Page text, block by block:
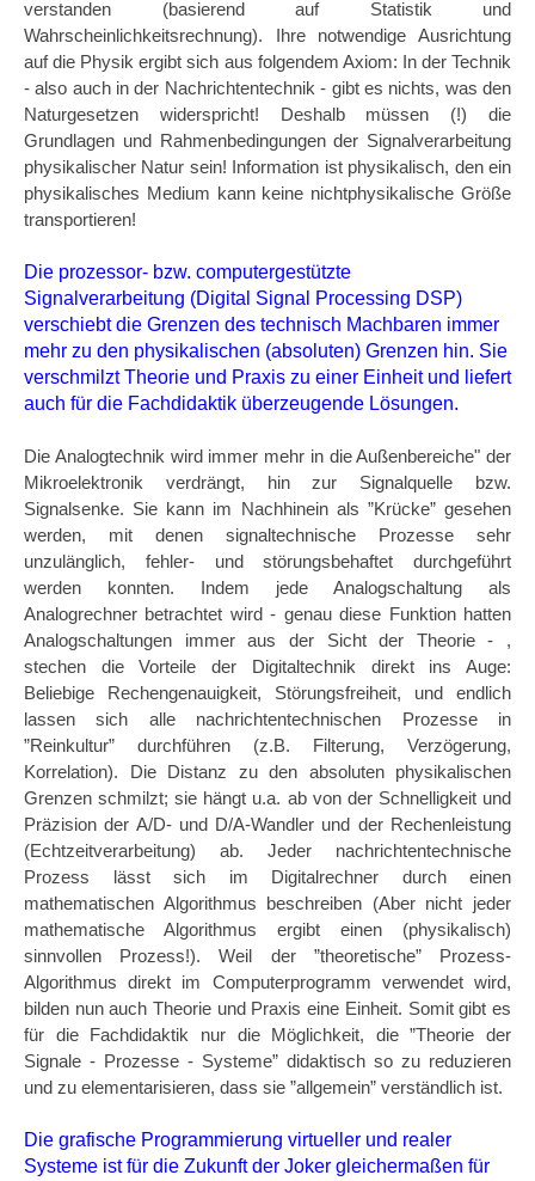
verstanden (basierend auf Statistik und
Wahrscheinlichkeitsrechnung). Ihre notwendige Ausrichtung
auf die Physik ergibt sich aus folgendem Axiom: In der Technik
- also auch in der Nachrichtentechnik - gibt es nichts, was den
Naturgesetzen widerspricht! Deshalb müssen (!) die
Grundlagen und Rahmenbedingungen der Signalverarbeitung
physikalischer Natur sein! Information ist physikalisch, den ein
physikalisches Medium kann keine nichtphysikalische Größe
transportieren!
Die prozessor- bzw. computergestützte
Signalverarbeitung (Digital Signal Processing DSP)
verschiebt die Grenzen des technisch Machbaren immer
mehr zu den physikalischen (absoluten) Grenzen hin. Sie
verschmilzt Theorie und Praxis zu einer Einheit und liefert
auch für die Fachdidaktik überzeugende Lösungen.
Die Analogtechnik wird immer mehr in die Außenbereiche" der
Mikroelektronik verdrängt, hin zur Signalquelle bzw.
Signalsenke. Sie kann im Nachhinein als ”Krücke” gesehen
werden, mit denen signaltechnische Prozesse sehr
unzulänglich, fehler- und störungsbehaftet durchgeführt
werden konnten. Indem jede Analogschaltung als
Analogrechner betrachtet wird - genau diese Funktion hatten
Analogschaltungen immer aus der Sicht der Theorie - ,
stechen die Vorteile der Digitaltechnik direkt ins Auge:
Beliebige Rechengenauigkeit, Störungsfreiheit, und endlich
lassen sich alle nachrichtentechnischen Prozesse in
”Reinkultur” durchführen (z.B. Filterung, Verzögerung,
Korrelation). Die Distanz zu den absoluten physikalischen
Grenzen schmilzt; sie hängt u.a. ab von der Schnelligkeit und
Präzision der A/D- und D/A-Wandler und der Rechenleistung
(Echtzeitverarbeitung) ab. Jeder nachrichtentechnische
Prozess lässt sich im Digitalrechner durch einen
mathematischen Algorithmus beschreiben (Aber nicht jeder
mathematische Algorithmus ergibt einen (physikalisch)
sinnvollen Prozess!). Weil der ”theoretische” Prozess-
Algorithmus direkt im Computerprogramm verwendet wird,
bilden nun auch Theorie und Praxis eine Einheit. Somit gibt es
für die Fachdidaktik nur die Möglichkeit, die ”Theorie der
Signale - Prozesse - Systeme” didaktisch so zu reduzieren
und zu elementarisieren, dass sie ”allgemein” verständlich ist.
Die grafische Programmierung virtueller und realer
Systeme ist für die Zukunft der Joker gleichermaßen für